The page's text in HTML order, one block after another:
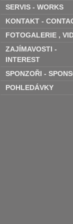
SERVIS - WORKS
KONTAKT -
FOTOGALERIE ‚
ZAJÍMAVOSTI -
INTEREST
SPONZOŘI -
POHLEDÁVKY